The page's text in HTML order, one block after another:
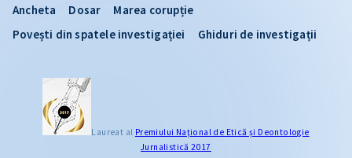
Ancheta Dosar
Marea corupție
Povești din spatele investigației
Ghiduri de investigații
Laureat al Premiului Naţional de Etică și Deontologie
Jurnalistică 2017